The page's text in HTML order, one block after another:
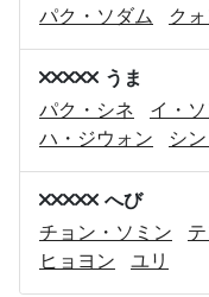
パク・ソダム
ク
うま
パク・シネ
イ・
ハ・ジウォン
シ
へび
チョン・ソミン
ヒョヨン
ユリ